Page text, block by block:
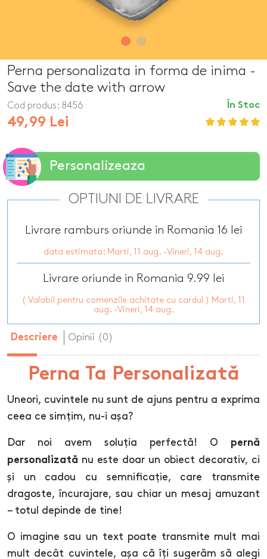
Perna personalizata in forma de inima -
Save the date with arrow
În Stoc
Cod produs: 8456
49,99 Lei
Personalizeaza
OPTIUNI DE LIVRARE
Livrare ramburs oriunde in Romania 16 lei
data estimata: Marti, 11 aug. -Vineri, 14 aug.
Livrare oriunde in Romania 9.99 lei
( Valabil pentru comenzile achitate cu cardul ) Marti, 11
aug. -Vineri, 14 aug.
Descriere Opinii (0)
Perna Ta Personalizată
Uneori, cuvintele nu sunt de ajuns pentru a exprima
ceea ce simțim, nu-i așa?
Dar noi avem soluția perfectă! O pernă
personalizată nu este doar un obiect decorativ, ci
și un cadou cu semnificație, care transmite
dragoste, încurajare, sau chiar un mesaj amuzant
– totul depinde de tine!
O imagine sau un text poate transmite mult mai
mult decât cuvintele, așa că îți sugerăm să alegi